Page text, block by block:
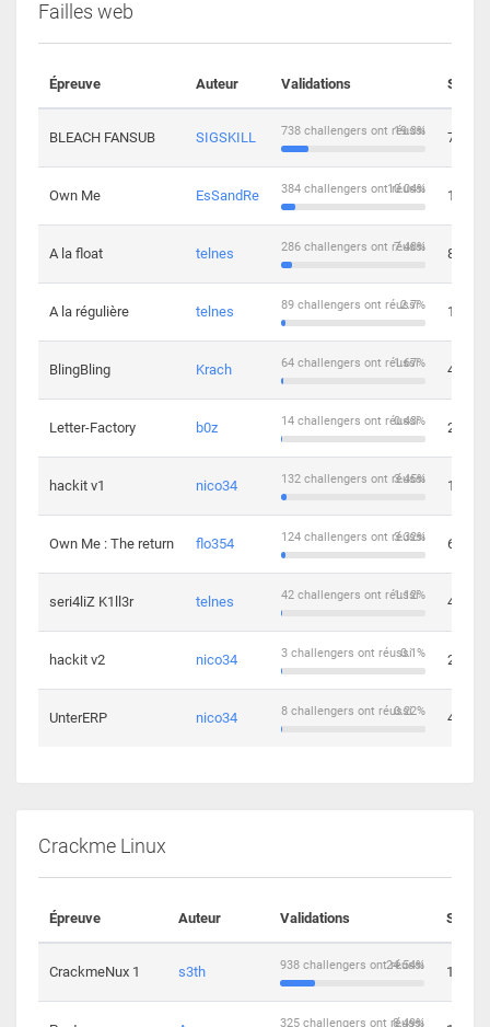
Failles web
Épreuve Auteur Validations
BLEACH FANSUB SIGSKILL 19.3%
738 challengers ont réussi 7
Own Me EsSandRe 10.04%
384 challengers ont réussi 13
A la float telnes 7.48%
286 challengers ont réussi 8
A la régulière telnes 2.7%
89 challengers ont réussi 10
BlingBling Krach 1.67%
64 challengers ont réussi 4
Letter-Factory b0z 0.43%
14 challengers ont réussi 2
hackit v1 nico34 3.45%
132 challengers ont réussi 12
Own Me : The return flo354 3.32%
124 challengers ont réussi 6
seri4liZ K1ll3r telnes 1.12%
42 challengers ont réussi 4
hackit v2 nico34 0.1%
3 challengers ont réussi 2
UnterERP nico34 0.22%
8 challengers ont réussi 4
Crackme Linux
Épreuve Auteur Validations
CrackmeNux 1 s3th 24.54%
938 challengers ont réussi 14
8.49%
325 challengers ont réussi